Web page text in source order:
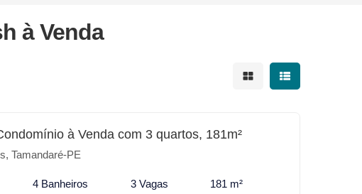
à Venda
Mostrar resultados em
Mostrar
à Venda com 3 quartos, 181m²
Tamandaré-PE
4 Banheiros 3 Vagas 181 m²